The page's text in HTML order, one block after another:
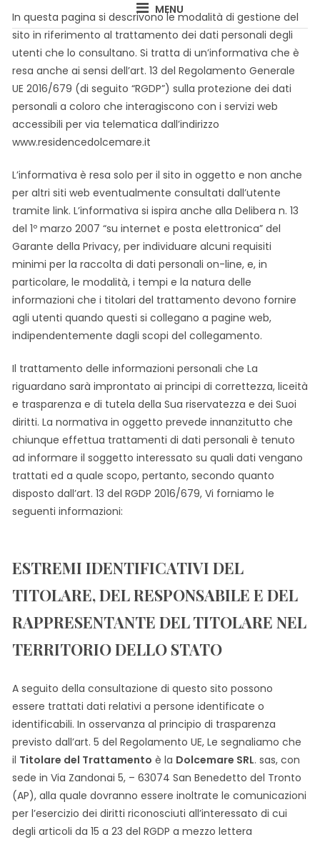
DOLCEMARE SAN
BENEDETTO DEL
TRONTO
MENU
In questa pagina si descrivono le modalità di gestione del
sito in riferimento al trattamento dei dati personali degli
utenti che lo consultano. Si tratta di un’informativa che è
resa anche ai sensi dell’art. 13 del Regolamento Generale
UE 2016/679 (di seguito “RGDP”) sulla protezione dei dati
personali a coloro che interagiscono con i servizi web
accessibili per via telematica dall’indirizzo
www.residencedolcemare.it
L’informativa è resa solo per il sito in oggetto e non anche
per altri siti web eventualmente consultati dall’utente
tramite link. L’informativa si ispira anche alla Delibera n. 13
del 1º marzo 2007 “su internet e posta elettronica” del
Garante della Privacy, per individuare alcuni requisiti
minimi per la raccolta di dati personali on-line, e, in
particolare, le modalità, i tempi e la natura delle
informazioni che i titolari del trattamento devono fornire
agli utenti quando questi si collegano a pagine web,
indipendentemente dagli scopi del collegamento.
Il trattamento delle informazioni personali che La
riguardano sarà improntato ai principi di correttezza, liceità
e trasparenza e di tutela della Sua riservatezza e dei Suoi
diritti. La normativa in oggetto prevede innanzitutto che
chiunque effettua trattamenti di dati personali è tenuto
ad informare il soggetto interessato su quali dati vengano
trattati ed a quale scopo, pertanto, secondo quanto
disposto dall’art. 13 del RGDP 2016/679, Vi forniamo le
seguenti informazioni:
ESTREMI IDENTIFICATIVI DEL
TITOLARE, DEL RESPONSABILE E DEL
RAPPRESENTANTE DEL TITOLARE NEL
TERRITORIO DELLO STATO
A seguito della consultazione di questo sito possono
essere trattati dati relativi a persone identificate o
identificabili. In osservanza al principio di trasparenza
previsto dall’art. 5 del Regolamento UE, Le segnaliamo che
il Titolare del Trattamento è la Dolcemare SRL. sas, con
sede in Via Zandonai 5, – 63074 San Benedetto del Tronto
(AP), alla quale dovranno essere inoltrate le comunicazioni
per l’esercizio dei diritti riconosciuti all’interessato di cui
degli articoli da 15 a 23 del RGDP a mezzo lettera